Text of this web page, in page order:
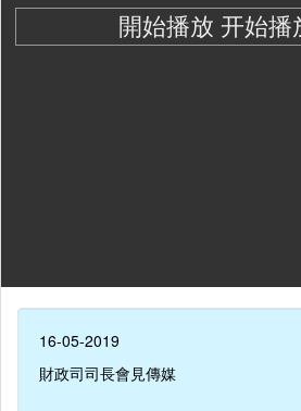
16-05-2019
財政司司長會見傳媒